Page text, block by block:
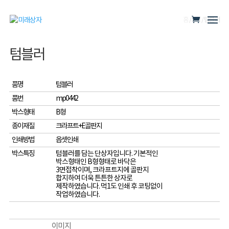
/ B형 / 텀블러
텀블러
품명
텀블러
품번
mp0442
박스형태
B형
종이재질
크라프트+E골판지
인쇄방법
옵셋인쇄
박스특징
텀블러를 담는 단상자입니다. 기본적인
박스형태인 B형형태로 바닥은
3면접착이며, 크라프트지에 골판지
합지하여 더욱 튼튼한 상자로
제작하였습니다. 먹1도 인쇄 후 코팅없이
작업하였습니다.
이미지